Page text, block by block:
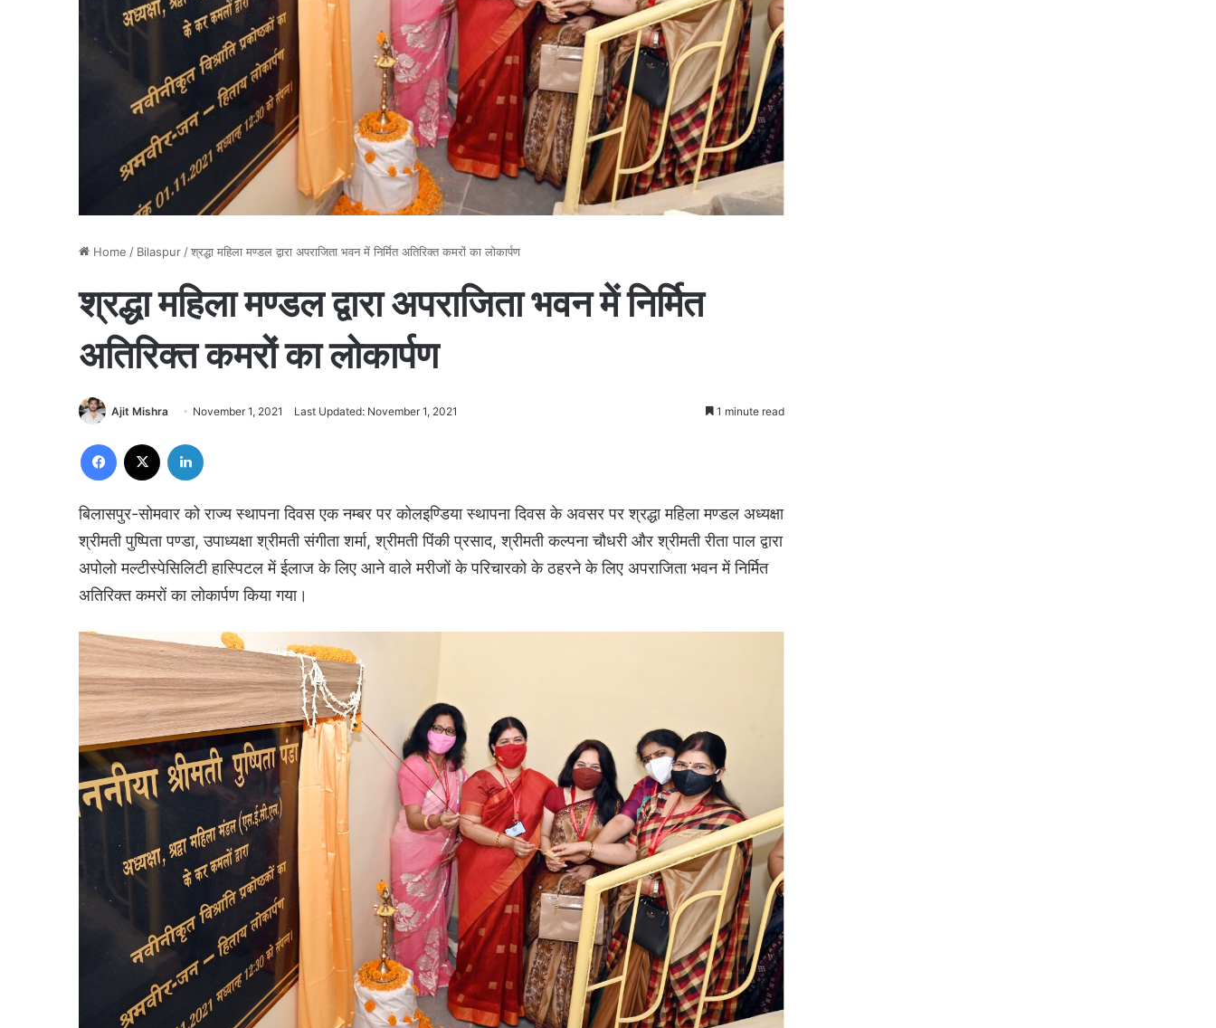
Home / Bilaspur/श्रद्धा महिला मण्डल द्वारा अपराजिता भवन में निर्मित अतिरिक्त कमरों का लोकार्पण
श्रद्धा महिला मण्डल द्वारा अपराजिता भवन में निर्मित
अतिरिक्त कमरों का लोकार्पण
Ajit Mishra November 1, 2021 Last Updated: November 1, 2021 1 minute read
Facebook
बिलासपुर-सोमवार को राज्य स्थापना दिवस एक नम्बर पर कोलइण्डिया स्थापना दिवस के अवसर पर श्रद्धा महिला मण्डल अध्यक्षा
श्रीमती पुष्पिता पण्डा, उपाध्यक्षा श्रीमती संगीता शर्मा, श्रीमती पिंकी प्रसाद, श्रीमती कल्पना चौधरी और श्रीमती रीता पाल द्वारा
अपोलो मल्टीस्पेसिलिटी हास्पिटल में ईलाज के लिए आने वाले मरीजों के परिचारको के ठहरने के लिए अपराजिता भवन में निर्मित
अतिरिक्त कमरों का लोकार्पण किया गया।